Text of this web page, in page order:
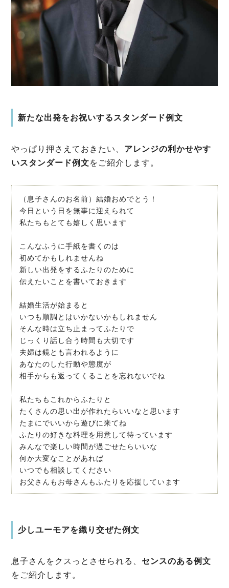
新たな出発をお祝いするスタンダード例文
やっぱり押さえておきたい、 アレンジの利かせやす
いスタンダード例文をご紹介します。
（息子さんのお名前）結婚おめでとう！
今日という日を無事に迎えられて
私たちもとても嬉しく思います
こんなふうに手紙を書くのは
初めてかもしれませんね
新しい出発をするふたりのために
伝えたいことを書いておきます
結婚生活が始まると
いつも順調とはいかないかもしれません
そんな時は立ち止まってふたりで
じっくり話し合う時間も大切です
夫婦は鏡とも言われるように
あなたのした行動や態度が
相手からも返ってくることを忘れないでね
私たちもこれからふたりと
たくさんの思い出が作れたらいいなと思います
たまにでいいから遊びに来てね
ふたりの好きな料理を用意して待っています
みんなで楽しい時間が過ごせたらいいな
何か大変なことがあれば
いつでも相談してください
お父さんもお母さんもふたりを応援しています
少しユーモアを織り交ぜた例文
息子さんをクスっとさせられる、 センスのある例文
をご紹介します。